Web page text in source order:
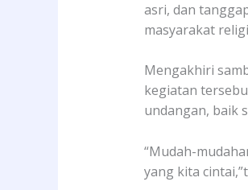
asri, dan
masyarakat
Mengakhiri
kegiatan
undangan, baik
“Mudah-
yang kita